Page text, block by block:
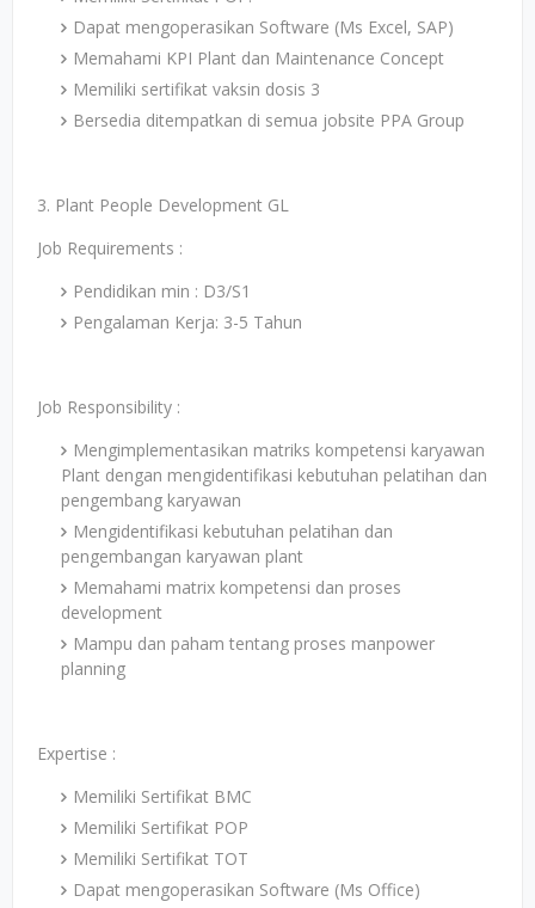
Dapat mengoperasikan Software (Ms Excel, SAP)
Memahami KPI Plant dan Maintenance Concept
Memiliki sertifikat vaksin dosis 3
Bersedia ditempatkan di semua jobsite PPA Group
3. Plant People Development GL
Job Requirements :
Pendidikan min : D3/S1
Pengalaman Kerja: 3-5 Tahun
Job Responsibility :
Mengimplementasikan matriks kompetensi karyawan
Plant dengan mengidentifikasi kebutuhan pelatihan dan
pengembang karyawan
Mengidentifikasi kebutuhan pelatihan dan
pengembangan karyawan plant
Memahami matrix kompetensi dan proses
development
Mampu dan paham tentang proses manpower
planning
Expertise :
Memiliki Sertifikat BMC
Memiliki Sertifikat POP
Memiliki Sertifikat TOT
Dapat mengoperasikan Software (Ms Office)